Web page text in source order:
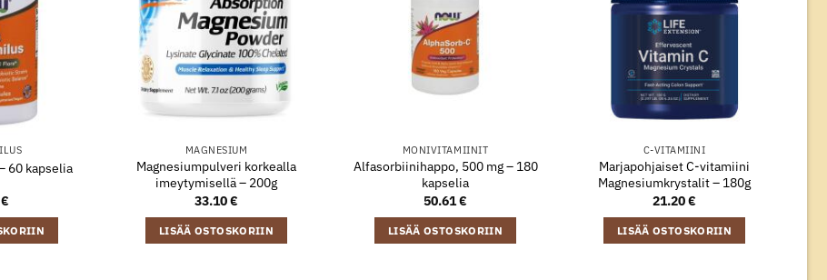
60 kapselia
€
MAGNESIUM
Magnesiumpulveri korkealla
imeytymisellä – 200g
33.10€
LISÄÄ OSTOSKORIIN
MONIVITAMIINIT
Alfasorbiinihappo, 500 mg – 180
kapselia
50.61€
LISÄÄ OSTOSKORIIN
C-VITAMIINI
Marjapohjaiset C-vitamiini
Magnesiumkrystalit – 180g
21.20€
LISÄÄ OSTOSKORIIN